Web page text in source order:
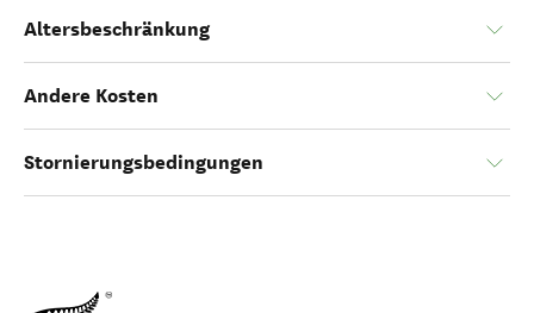
Altersbeschränkung
Andere Kosten
Stornierungsbedingungen